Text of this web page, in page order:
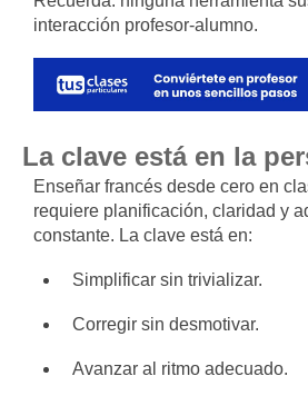
interacción profesor-alumno.
La clave está en la
Enseñar francés desde cero en
requiere planificación, claridad y
constante. La clave está en:
Simplificar sin trivializar.
Corregir sin desmotivar.
Avanzar al ritmo adecuado.